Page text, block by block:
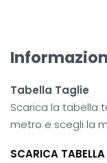
Tabella Taglie
Scarica la tabella
metro e scegli la
SCARICA TABELLA